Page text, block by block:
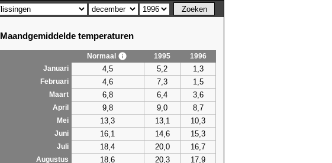
Maandgemiddelde temperaturen
Normaal 1995
1996
Januari
4,5 5,2 1,3
Februari 4,6 7,3 1,5
Maart 6,8 6,4 3,6
April 9,8 9,0 8,7
Mei 13,3 13,1 10,3
Juni 16,1 14,6 15,3
Juli 18,4 20,0 16,7
Augustus 18,6 20,3 17,9